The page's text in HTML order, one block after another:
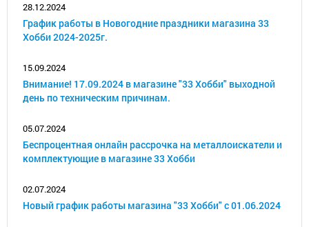
28.12.2024
График работы в Новогодние праздники магазина 33
Хобби 2024-2025г.
15.09.2024
Внимание! 17.09.2024 в магазине "33 Хобби" выходной
день по техническим причинам.
05.07.2024
Беспроцентная онлайн рассрочка на металлоискатели и
комплектующие в магазине 33 Хобби
02.07.2024
Новый график работы магазина "33 Хобби" с 01.06.2024